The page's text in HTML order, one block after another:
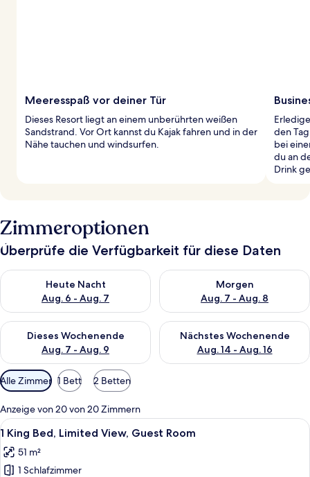
Meeresspaß vor deiner Tür
Dieses Resort liegt an einem unberührten weißen
Sandstrand. Vor Ort kannst du Kajak fahren und in der
Nähe tauchen und windsurfen.
den
bei
du an
Drink
Zimmeroptionen
Überprüfe die Verfügbarkeit für diese Daten
Heute Nacht
Aug. 6 - Aug. 7
Überprüfe die Verfügbarkeit für heute Nacht, Aug. 6 - Aug. 7.
Morgen
Aug. 7 - Aug. 8
Überprüfe die Verfügbarkeit
Dieses Wochenende
Aug. 7 - Aug. 9
Überprüfe die Verfügbarkeit für dieses Wochenende, Aug. 7
Nächstes Wochenende
Aug. 14 - Aug. 16
Überprüfe die Verfügbarkeit
Verfügbare
Filter
für
Zimmer
Alle Zimmer 1 Bett 2 Betten
Anzeige von 20 von 20 Zimmern
Alle
Fotos
für
Ein Hotelzimmer mit einem großen
5
1 King Bed, Limited View, Guest Room
51 m²
1 Schlafzimmer